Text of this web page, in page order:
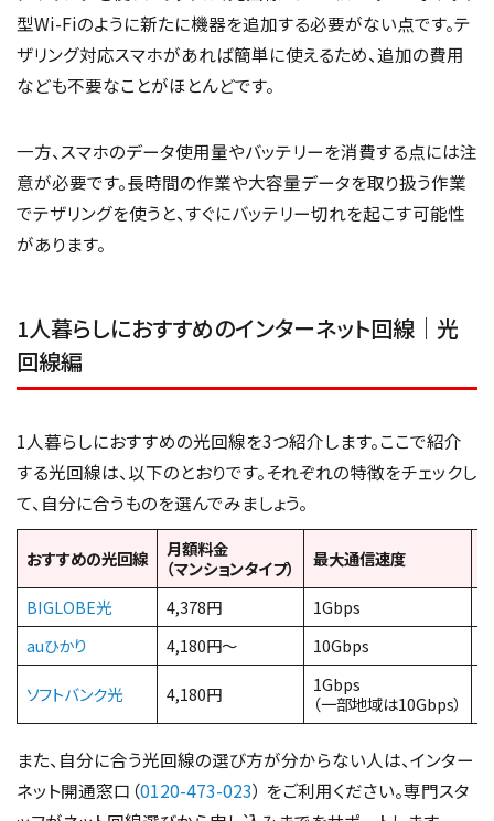
型Wi-Fiのように新たに機器を追加する必要がない点です。テ
ザリング対応スマホがあれば簡単に使えるため、追加の費用
なども不要なことがほとんどです。
一方、スマホのデータ使用量やバッテリーを消費する点には注
意が必要です。長時間の作業や大容量データを取り扱う作業
でテザリングを使うと、すぐにバッテリー切れを起こす可能性
があります。
1人暮らしにおすすめのインターネット回線｜光
回線編
1人暮らしにおすすめの光回線を3つ紹介します。ここで紹介
する光回線は、以下のとおりです。それぞれの特徴をチェックし
て、自分に合うものを選んでみましょう。
おすすめの光回線
月額料金
（マンションタイプ）
最大通信速度
BIGLOBE光 4,378円 1Gbps
auひかり
4,180円〜 10Gbps
ソフトバンク光 4,180円
1Gbps
（一部地域は10Gbps）
また、自分に合う光回線の選び方が分からない人は、インター
ネット開通窓口（0120-473-023） をご利用ください。専門スタ